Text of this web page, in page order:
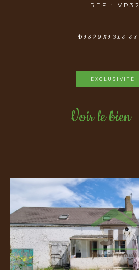
REF :
DISPONIBLE EN
EXCLUSIVITÉ
Voir le bien